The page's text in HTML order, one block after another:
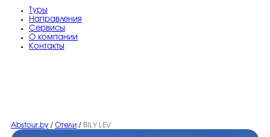
Туры
Направления
Сервисы
O компании
Контакты
Abstour.by / Отели / BILY LEV